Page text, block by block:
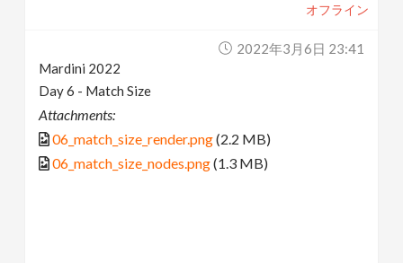
オフライン
2022年3月6日 23:41
Mardini 2022
Day 6 - Match Size
Attachments:
06_match_size_render.png(2.2 MB)
06_match_size_nodes.png(1.3 MB)